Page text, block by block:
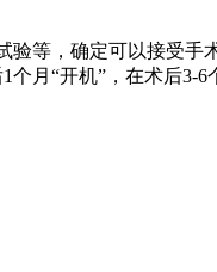
等，确定可以接受
月“开机”，在术后3-6